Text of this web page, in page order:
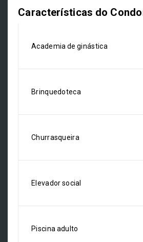
Características do
Academia de ginástica
Brinquedoteca
Churrasqueira
Elevador social
Piscina adulto